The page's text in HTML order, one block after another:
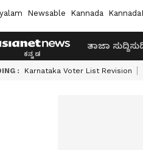
Newsable Kannada
ತಾಜಾ ಸುದ್ದಿ
: Karnataka Voter List Revision